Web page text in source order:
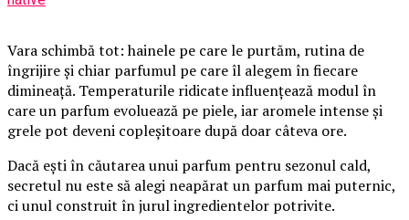
Vara schimbă tot: hainele pe care le purtăm, rutina de
îngrijire și chiar parfumul pe care îl alegem în fiecare
dimineață. Temperaturile ridicate influențează modul în
care un parfum evoluează pe piele, iar aromele intense și
grele pot deveni copleșitoare după doar câteva ore.
Dacă ești în căutarea unui parfum pentru sezonul cald,
secretul nu este să alegi neapărat un parfum mai puternic,
ci unul construit în jurul ingredientelor potrivite.